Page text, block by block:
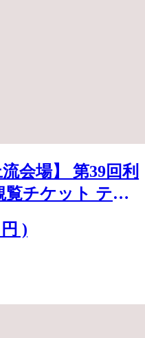
会場】 第39回利
覧チケット テー
円 )